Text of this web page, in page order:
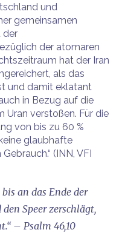
und
gemeinsamen
der
der atomaren
hat der Iran
als das
und damit eklatant
in Bezug auf die
Uran verstoßen. Für die
von bis zu 60 %
glaubhafte
(INN, VFI
an das Ende der
Speer zerschlägt,
– Psalm 46,10